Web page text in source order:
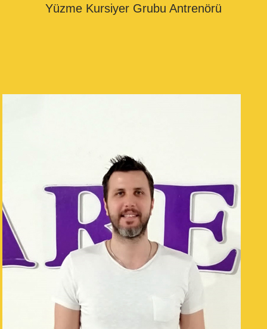
Yüzme Kursiyer Grubu Antrenörü